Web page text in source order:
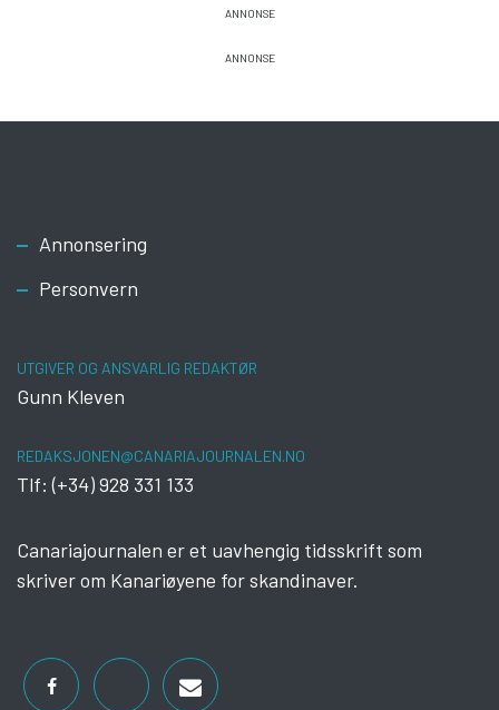
Footer
Annonsering
Personvern
UTGIVER OG ANSVARLIG REDAKTØR
Gunn Kleven
REDAKSJONEN@CANARIAJOURNALEN.NO
Tlf: (+34) 928 331 133
Canariajournalen er et uavhengig tidsskrift som
skriver om Kanariøyene for skandinaver.